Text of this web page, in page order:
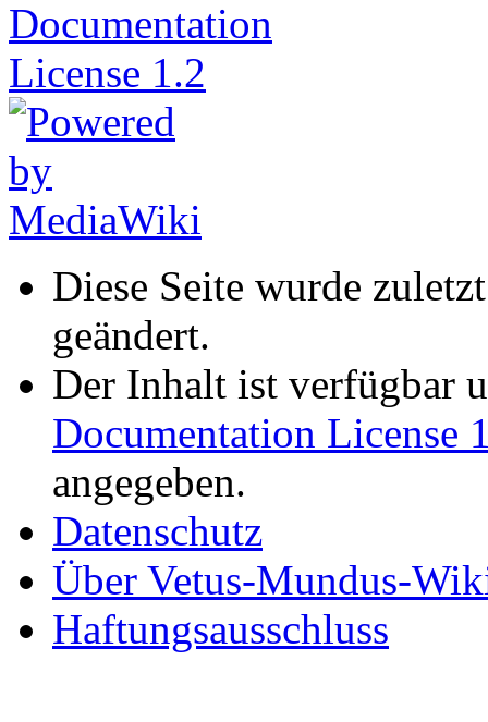
Diese Seite wurde
geändert.
Der Inhalt ist verfügbar
Documentation License
angegeben.
Datenschutz
Über Vetus-Mundus-
Haftungsausschluss